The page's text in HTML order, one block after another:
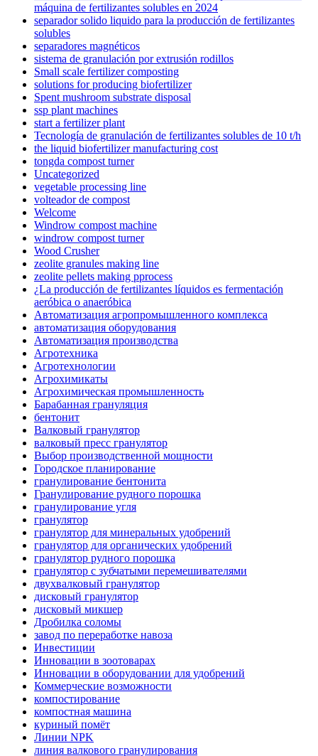
máquina de fertilizantes solubles en 2024
separador solido liquido para la producción de fertilizantes
solubles
separadores magnéticos
sistema de granulación por extrusión rodillos
Small scale fertilizer composting
solutions for producing biofertilizer
Spent mushroom substrate disposal
ssp plant machines
start a fertilizer plant
Tecnología de granulación de fertilizantes solubles de 10 t/h
the liquid biofertilizer manufacturing cost
tongda compost turner
Uncategorized
vegetable processing line
volteador de compost
Welcome
Windrow compost machine
windrow compost turner
Wood Crusher
zeolite granules making line
zeolite pellets making pprocess
¿La producción de fertilizantes líquidos es fermentación
aeróbica o anaeróbica
Автоматизация агропромышленного комплекса
автоматизация оборудования
Автоматизация производства
Агротехника
Агротехнологии
Агрохимикаты
Агрохимическая промышленность
Барабанная грануляция
бентонит
Валковый гранулятор
валковый пресс гранулятор
Выбор производственной мощности
Городское планирование
гранулирование бентонита
Гранулирование рудного порошка
гранулирование угля
гранулятор
гранулятор для минеральных удобрений
гранулятор для органических удобрений
гранулятор рудного порошка
гранулятор с зубчатыми перемешивателями
двухвалковый гранулятор
дисковый гранулятор
дисковый микшер
Дробилка соломы
завод по переработке навоза
Инвестиции
Инновации в зоотоварах
Инновации в оборудовании для удобрений
Коммерческие возможности
компостирование
компостная машина
куриный помёт
Линии NPK
линия валкового гранулирования